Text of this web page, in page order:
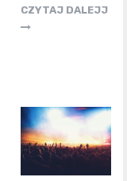
CZYTAJ DALEJJ